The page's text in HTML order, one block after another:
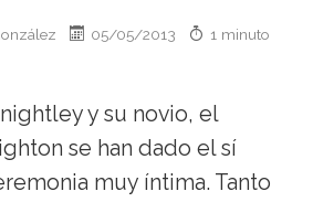
05/05/2013 1 minuto
y su novio, el
se han dado el sí
muy íntima. Tanto